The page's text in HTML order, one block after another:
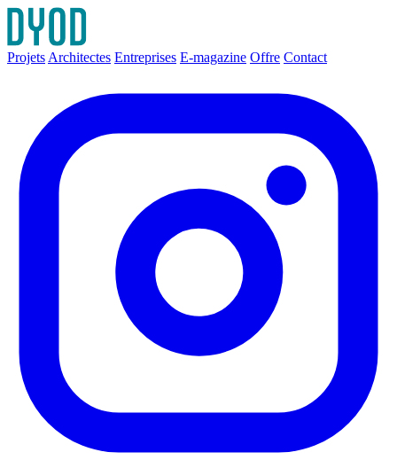
Projets Architectes Entreprises E-magazine Offre Contact